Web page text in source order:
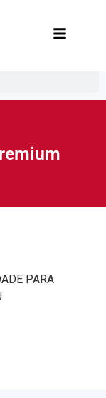
PARA